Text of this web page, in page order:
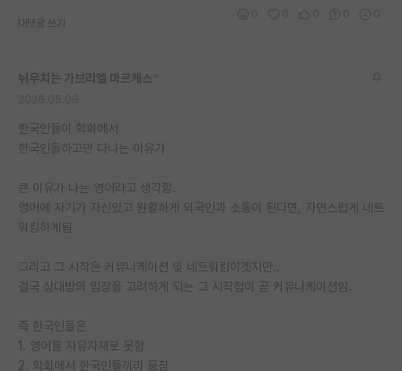
대댓글 쓰기
뉘우치는 가브리엘 마르케스
한국인들이 학회에서
한국인들하고만 다니는 이유가
큰 이유가 나는 영어라고 생각함.
영어에 자기가 자신있고 원활하게 외국인과 소통이 된다면, 자연스럽게 네트
워킹하게됨
그리고 그 시작은 커뮤니케이션 및 네트워킹이겟지만..
결국 상대방의 입장을 고려하게 되는 그 시작점이 곧 커뮤니케이션임.
즉 한국인들은
1. 영어를 자유자재로 못함
2. 학회에서 한국인들끼리 뭉침